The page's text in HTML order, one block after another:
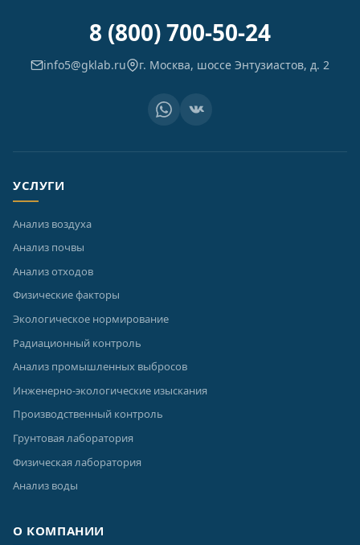
8 (800) 700-50-24
info5@gklab.ru г. Москва, шоссе Энтузиастов, д. 2
УСЛУГИ
Анализ воздуха
Анализ почвы
Анализ отходов
Физические факторы
Экологическое нормирование
Радиационный контроль
Анализ промышленных выбросов
Инженерно-экологические изыскания
Производственный контроль
Грунтовая лаборатория
Физическая лаборатория
Анализ воды
О КОМПАНИИ